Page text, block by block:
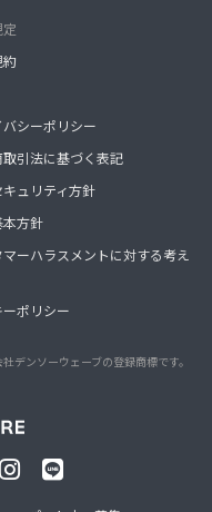
バシーポリシー
引法に基づく表記
ュリティ方針
本方針
マーハラスメントに対する考え
ポリシー
デンソーウェーブの登録商標です。